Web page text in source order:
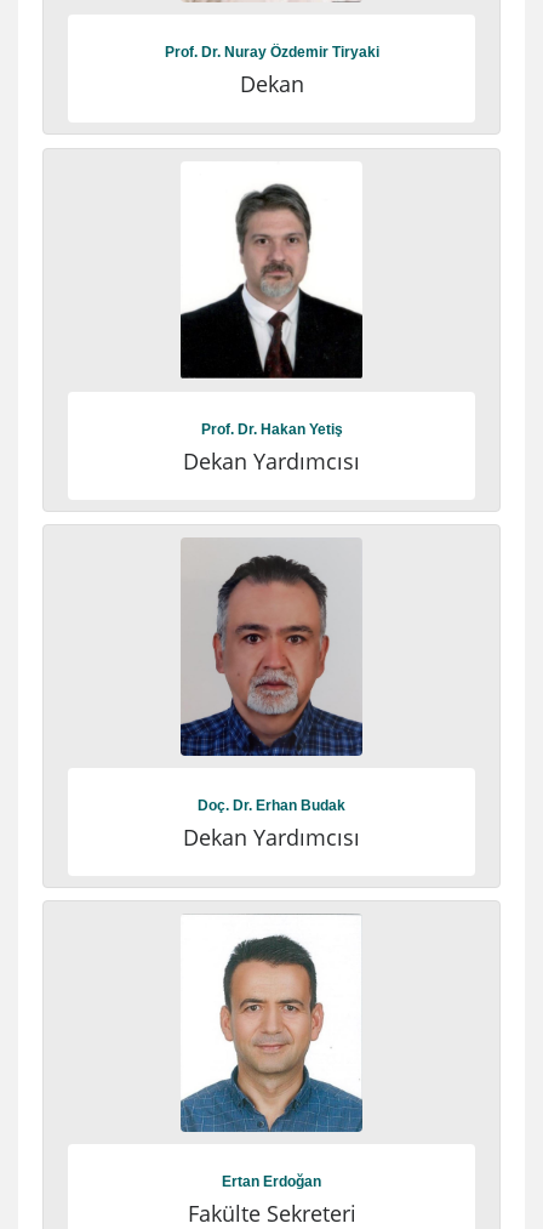
Prof. Dr. Nuray Özdemir Tiryaki
Dekan
Prof. Dr. Hakan Yetiş
Dekan Yardımcısı
Doç. Dr. Erhan Budak
Dekan Yardımcısı
Ertan Erdoğan
Fakülte Sekreteri